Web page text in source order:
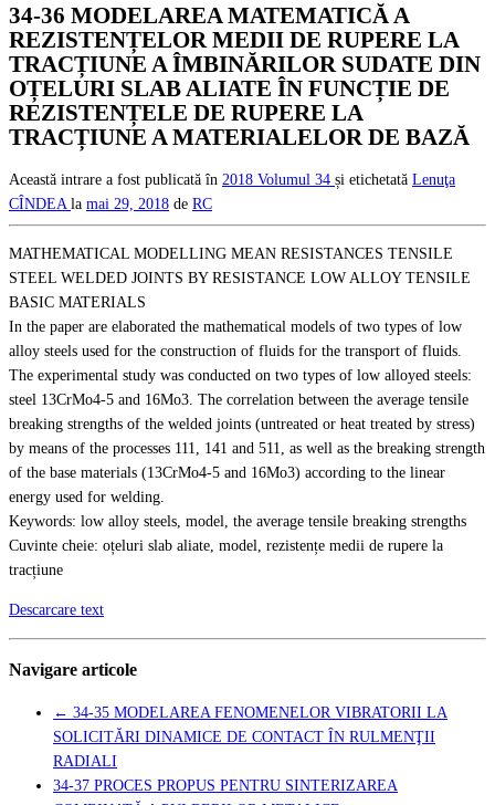
34-36 MODELAREA MATEMATICĂ A
REZISTENȚELOR MEDII DE RUPERE LA
TRACȚIUNE A ÎMBINĂRILOR SUDATE DIN
OȚELURI SLAB ALIATE ÎN FUNCȚIE DE
REZISTENȚELE DE RUPERE LA
TRACȚIUNE A MATERIALELOR DE BAZĂ
Această intrare a fost publicată în 2018 Volumul 34 și etichetată Lenuţa
CÎNDEA la mai 29, 2018 de RC
MATHEMATICAL MODELLING MEAN RESISTANCES TENSILE
STEEL WELDED JOINTS BY RESISTANCE LOW ALLOY TENSILE
BASIC MATERIALS
In the paper are elaborated the mathematical models of two types of low
alloy steels used for the construction of fluids for the transport of fluids.
The experimental study was conducted on two types of low alloyed steels:
steel 13CrMo4-5 and 16Mo3. The correlation between the average tensile
breaking strengths of the welded joints (untreated or heat treated by stress)
by means of the processes 111, 141 and 511, as well as the breaking strength
of the base materials (13CrMo4-5 and 16Mo3) according to the linear
energy used for welding.
Keywords: low alloy steels, model, the average tensile breaking strengths
Cuvinte cheie: oțeluri slab aliate, model, rezistențe medii de rupere la
tracțiune
Descarcare text
Navigare articole
← 34-35 MODELAREA FENOMENELOR VIBRATORII LA
SOLICITĂRI DINAMICE DE CONTACT ÎN RULMENŢII
RADIALI
34-37 PROCES PROPUS PENTRU SINTERIZAREA